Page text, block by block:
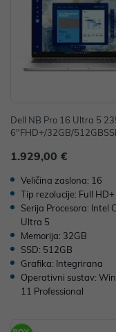
Dell NB Pro 16 Ultra 5
6"FHD+/32GB/
1.929,00 €
Veličina zaslona: 16
Tip rezolucije: Full HD+
Serija Procesora: Intel
Ultra 5
Memorija: 32GB
SSD: 512GB
Grafika: Integrirana
Operativni sustav:
11 Professional